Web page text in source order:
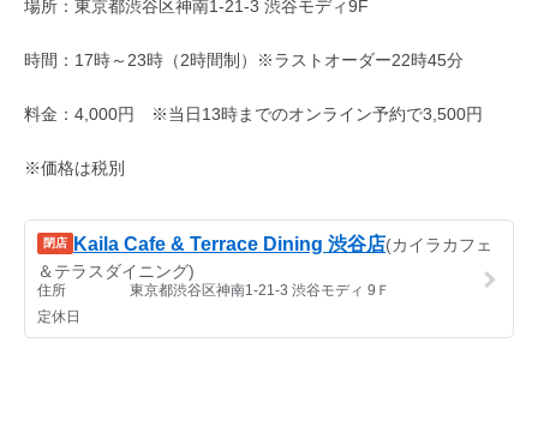
場所：東京都渋谷区神南1-21-3 渋谷モディ9F
時間：17時～23時（2時間制）※ラストオーダー22時45分
料金：4,000円 ※当日13時までのオンライン予約で3,500円
※価格は税別